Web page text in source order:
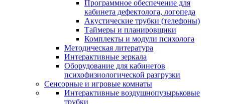
Программное обеспечение для
кабинета дефектолога, логопеда
Акустические трубки (телефоны)
Таймеры и планировщики
Комплекты и модули психолога
Методическая литература
Интерактивные зеркала
Оборудование для кабинетов
психофизиологической разгрузки
Сенсорные и игровые комнаты
Интерактивные воздушнопузырьковые
трубки